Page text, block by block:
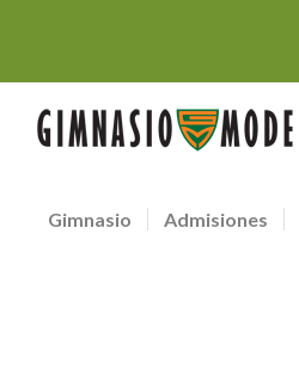
Gimnasio Admisiones